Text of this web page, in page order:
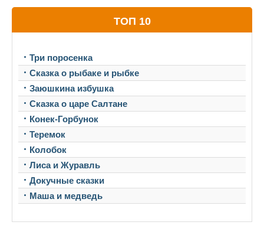
ТОП 10
Три поросенка
Сказка о рыбаке и рыбке
Заюшкина избушка
Сказка о царе Салтане
Конек-Горбунок
Теремок
Колобок
Лиса и Журавль
Докучные сказки
Маша и медведь